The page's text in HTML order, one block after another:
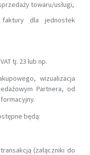
towaru/usługi,
dla jednostek
tj. 23 lub np.
wizualizacja
Partnera, od
będą:
(załączniki do